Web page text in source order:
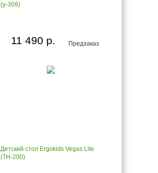
(y-309)
Предзаказ
11 490 р.
Детский стол Ergokids Vegas Lite
(TH-200)